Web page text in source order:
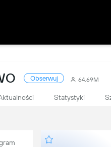
Obserwuj 64.69M
Statystyki